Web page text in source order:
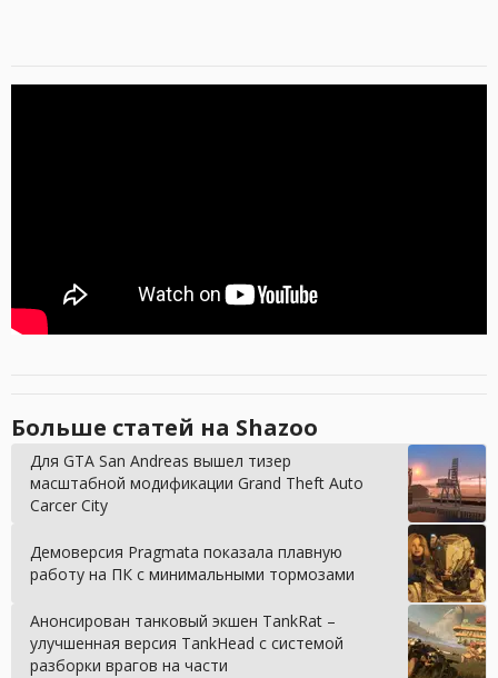
Больше статей на Shazoo
Для GTA San Andreas вышел тизер
масштабной модификации Grand Theft Auto
Carcer City
Демоверсия Pragmata показала плавную
работу на ПК с минимальными тормозами
Анонсирован танковый экшен TankRat –
улучшенная версия TankHead с системой
разборки врагов на части